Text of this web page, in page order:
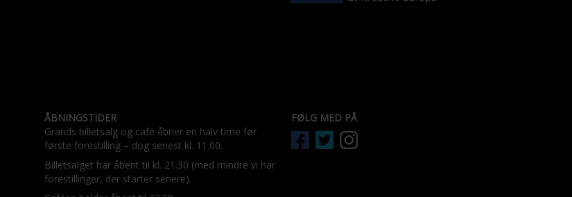
ÅBNINGSTIDER
Grands billetsalg og café åbner en halv time før
første forestilling – dog senest kl. 11.00.
Billetsalget har åbent til kl. 21.30 (med mindre vi har
forestillinger, der starter senere).
FØLG MED PÅ